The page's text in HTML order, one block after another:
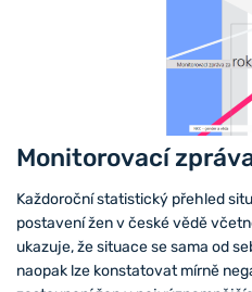
Monitorovací
Každoroční statistický přehled
postavení žen v české vědě
ukazuje, že situace se sama od
naopak lze konstatovat mírně